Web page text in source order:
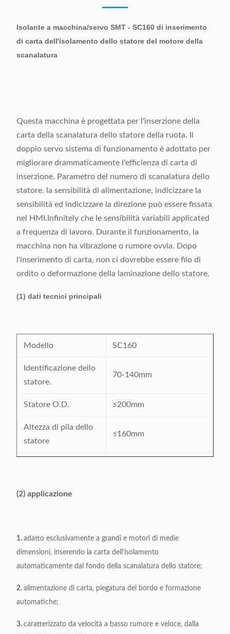
Isolante a macchina/servo SMT - SC160 di inserimento
di carta dell'isolamento dello statore del motore della
scanalatura
Questa macchina è progettata per l'inserzione della
carta della scanalatura dello statore della ruota. Il
doppio servo sistema di funzionamento è adottato per
migliorare drammaticamente l'efficienza di carta di
inserzione. Parametro del numero di scanalatura dello
statore. la sensibilità di alimentazione, indicizzare la
sensibilità ed indicizzare la direzione può essere fissata
nel HMI.Infinitely che le sensibilità variabili applicated
a frequenza di lavoro. Durante il funzionamento, la
macchina non ha vibrazione o rumore ovvia. Dopo
l'inserimento di carta, non ci dovrebbe essere filo di
ordito o deformazione della laminazione dello statore.
(1) dati tecnici principali
Modello SC160
Identificazione dello
statore.
70-140mm
Statore O.D. ≤200mm
Altezza di pila dello
statore
≤160mm
Perimetro
Lo spessore del
materiale
≤0.35mm
elettrica
(2) applicazione
1. adatto esclusivamente a grandi e motori di medie
dimensioni, inserendo la carta dell'isolamento
automaticamente dal fondo della scanalatura dello statore;
2. alimentazione di carta, piegatura del bordo e formazione
automatiche;
3. caratterizzato da velocità a basso rumore e veloce, dalla